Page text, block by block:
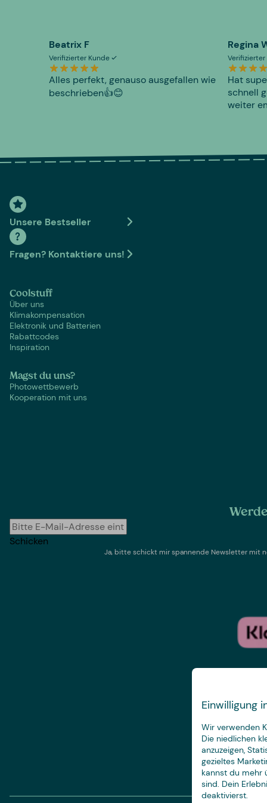
Einwilligung
Wir verwenden
Die niedlichen
anzuzeigen,
gezieltes
kannst du mehr
sind. Dein
deaktivierst.
Beatrix F
Verifizierter Kunde
Alles perfekt, genauso ausgefallen wie
beschrieben👍😊
Regina
Hat
schnell
weiter
Unsere Bestseller
Fragen? Kontaktiere uns!
Coolstuff
Über uns
Klimakompensation
Elektronik und Batterien
Rabattcodes
Inspiration
Magst du uns?
Photowettbewerb
Kooperation mit uns
Schicken
Ja, bitte schickt mir spannende Newsletter mit